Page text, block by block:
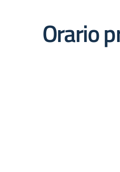
Orario